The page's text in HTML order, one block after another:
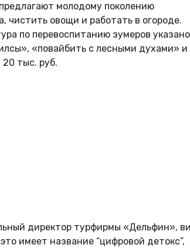
молодому поколению
чистить овощи и работать в огороде.
по перевоспитанию зумеров
«повайбить с лесными духами» и
тыс. руб.
директор турфирмы «Дельфин»,
имеет название “цифровой детокс”,